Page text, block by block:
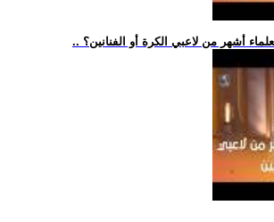
أشهر من لاعبي الكرة أو الفنانين؟